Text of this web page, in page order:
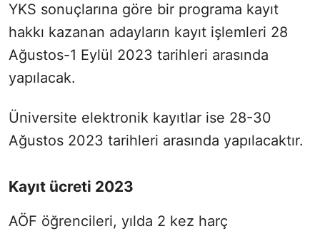
YKS sonuçlarına göre bir programa kayıt
hakkı kazanan adayların kayıt işlemleri 28
Ağustos-1 Eylül 2023 tarihleri arasında
yapılacak.
Üniversite elektronik kayıtlar ise 28-30
Ağustos 2023 tarihleri arasında yapılacaktır.
Kayıt ücreti 2023
AÖF öğrencileri, yılda 2 kez harç